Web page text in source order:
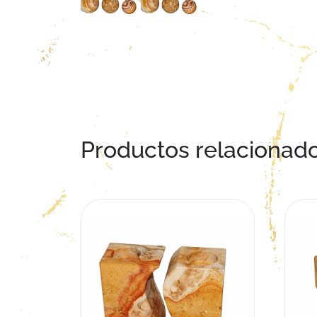
Productos